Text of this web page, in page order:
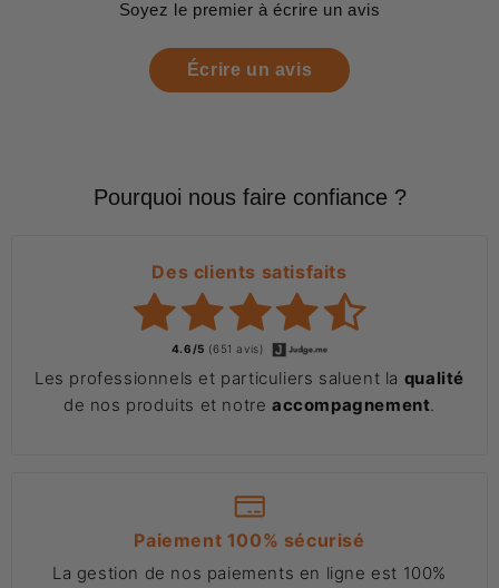
Soyez le premier à écrire un avis
Écrire un avis
Pourquoi nous faire confiance ?
Des clients satisfaits
4.6/5 (651 avis)
Les professionnels et particuliers saluent la qualité
de nos produits et notre accompagnement.
Paiement 100% sécurisé
La gestion de nos paiements en ligne est 100%